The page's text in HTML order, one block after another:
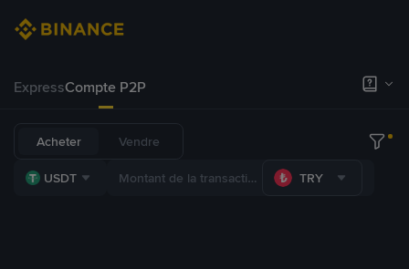
ExpressCompte P2P
Acheter Vendre
USDT TRY